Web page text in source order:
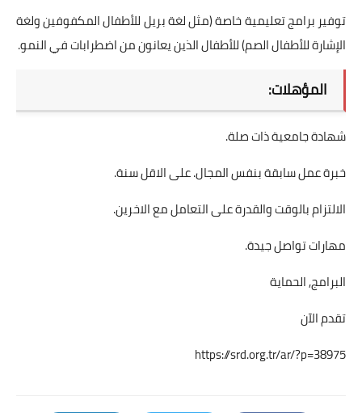
توفير برامج تعليمية خاصة (مثل لغة بريل للأطفال المكفوفين ولغة
الإشارة للأطفال الصم) للأطفال الذين يعانون من اضطرابات في النمو.
المؤهلات:
شهادة جامعية ذات صلة.
خبرة عمل سابقة بنفس المجال. على الاقل سنة.
الالتزام بالوقت والقدرة على التعامل مع الاخرين.
مهارات تواصل جيدة.
البرامج, الحماية
تقدم الآن
https://srd.org.tr/ar/?p=38975